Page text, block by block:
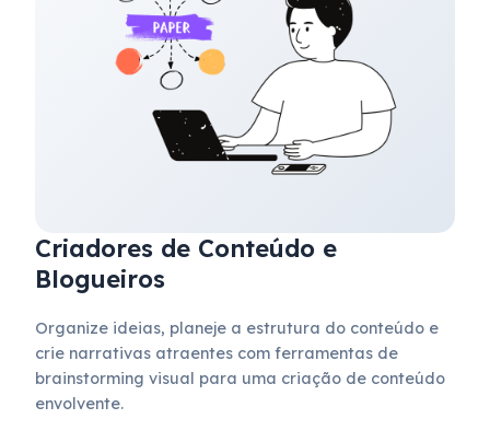
Criadores de Conteúdo e
Blogueiros
Organize ideias, planeje a estrutura do conteúdo e
crie narrativas atraentes com ferramentas de
brainstorming visual para uma criação de conteúdo
envolvente.